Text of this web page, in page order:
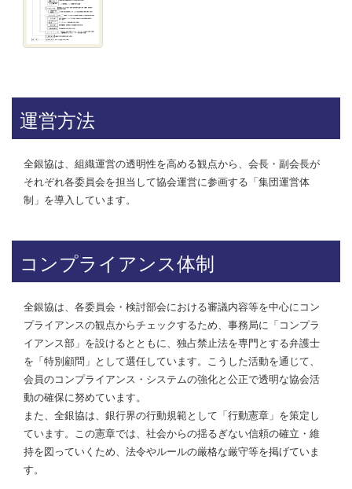
運営方法
全銀協は、組織運営の透明性を高める観点から、会長・副会長が
それぞれ各委員会を担当して協会運営に参画する「集団運営体
制」を導入しています。
コンプライアンス体制
全銀協は、各委員会・検討部会における審議内容等を中心にコン
プライアンスの観点からチェックするため、事務局に「コンプラ
イアンス部」を設けるとともに、独占禁止法を専門とする弁護士
を「特別顧問」として選任しています。こうした活動を通じて、
会員のコンプライアンス・システムの強化と公正で透明な協会活
動の確保に努めています。
また、全銀協は、銀行界の行動規範として「行動憲章」を策定し
ています。この憲章では、社会からの揺るぎない信頼の確立・維
持を図っていくため、法令やルールの厳格な厳守等を掲げていま
す。